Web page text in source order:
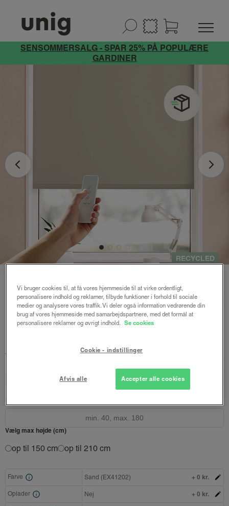
SENSOMMERSALG - SPAR 25% PÅ POPULÆRE
GARDINER
RECYCLED
Express rullegardin
recycled m/motor
Sand
BASIC
fra
Design dit gardin Læs opmålingsvejledningen
Vælg max højde (cm)
op til 150 cm op til 210 cm
Farve Sand (EX41202) + 0 kr.
Oplader Nej + 0 kr.
Vi bruger cookies til, at få vores hjemmeside til at virke ordentligt,
personalisere indhold og reklamer, tilbyde funktioner i forhold til sociale
medier og analysere vores traffik. Vi deler også information vedrørende din
brug af vores hjemmeside med samarbejdspartnere, med det formål at
personalisere reklamer og øvrigt indhold. Se cookies
Cookie - indstillinger
Afvis alle Accepter alle cookies